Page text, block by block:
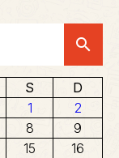
search
S
D
1
2
8
9
15
16